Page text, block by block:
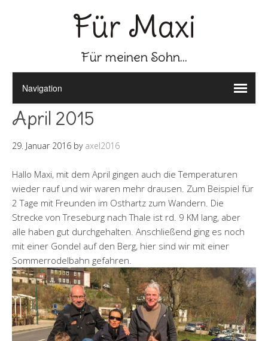
Für Maxi
Für meinen Sohn...
April 2015
29. Januar 2016 by axel2016
Hallo Maxi, mit dem April gingen auch die Temperaturen
wieder rauf und wir waren mehr drausen. Zum Beispiel für
2 Tage mit Freunden im Osthartz zum Wandern. Die
Strecke von Treseburg nach Thale ist rd. 9 KM lang, aber
alle haben gut durchgehalten. Anschließend ging es noch
mit einer Gondel auf den Berg, hier sind wir mit einer
Sommerrodelbahn gefahren.